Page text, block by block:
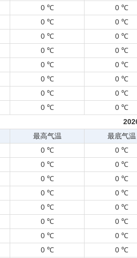
0 ℃
0 ℃
0 ℃
0 ℃
0 ℃
0 ℃
0 ℃
0 ℃
0 ℃
0 ℃
0 ℃
0 ℃
0 ℃
0 ℃
0 ℃
0 ℃
最高气温 最底气温
0 ℃
0 ℃
0 ℃
0 ℃
0 ℃
0 ℃
0 ℃
0 ℃
0 ℃
0 ℃
0 ℃
0 ℃
0 ℃
0 ℃
0 ℃
0 ℃